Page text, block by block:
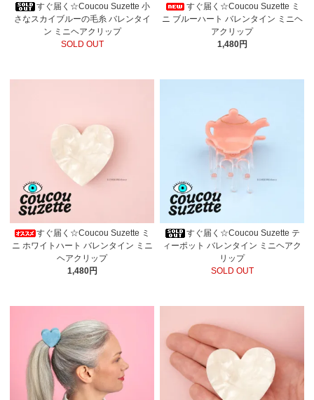
すぐ届く☆Coucou Suzette 小
さなスカイブルーの毛糸 バレンタイ
ン ミニヘアクリップ
SOLD OUT
すぐ届く☆Coucou Suzette ミ
ニ ブルーハート バレンタイン ミニヘ
アクリップ
1,480円
すぐ届く☆Coucou Suzette ミ
ニ ホワイトハート バレンタイン ミニ
ヘアクリップ
1,480円
すぐ届く☆Coucou Suzette テ
ィーポット バレンタイン ミニヘアク
リップ
SOLD OUT